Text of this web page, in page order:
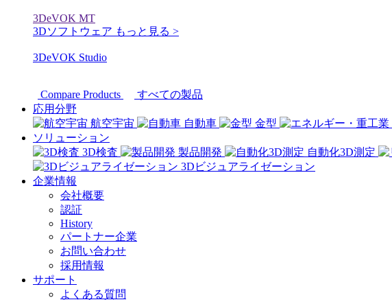
3DeVOK MT
3Dソフトウェア もっと見る >
3DeVOK Studio
Compare Products
すべての製品
応用分野
航空宇宙
自動車 金型
ソリューション
3D検査
製品開発 自動化3D測定
3Dビジュアライゼーション
企業情報
会社概要
認証
History
パートナー企業
お問い合わせ
採用情報
サポート
よくある質問